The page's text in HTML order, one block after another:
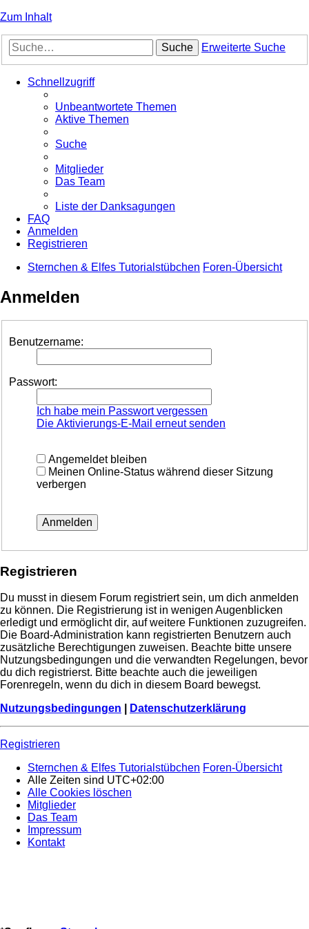
Zum Inhalt
Suche Erweiterte Suche
Schnellzugriff
Unbeantwortete Themen
Aktive Themen
Suche
Mitglieder
Das Team
Liste der Danksagungen
FAQ
Anmelden
Registrieren
Sternchen & Elfes Tutorialstübchen Foren-Übersicht
Anmelden
Benutzername:
Passwort:
Ich habe mein Passwort vergessen
Die Aktivierungs-E-Mail erneut senden
Angemeldet bleiben
Meinen Online-Status während dieser Sitzung
verbergen
Registrieren
Du musst in diesem Forum registriert sein, um dich anmelden
zu können. Die Registrierung ist in wenigen Augenblicken
erledigt und ermöglicht dir, auf weitere Funktionen zuzugreifen.
Die Board-Administration kann registrierten Benutzern auch
zusätzliche Berechtigungen zuweisen. Beachte bitte unsere
Nutzungsbedingungen und die verwandten Regelungen, bevor
du dich registrierst. Bitte beachte auch die jeweiligen
Forenregeln, wenn du dich in diesem Board bewegst.
Nutzungsbedingungen
Datenschutzerklärung
Registrieren
Sternchen & Elfes Tutorialstübchen Foren-Übersicht
Alle Zeiten sind UTC+02:00
Alle Cookies löschen
Mitglieder
Das Team
Impressum
Kontakt